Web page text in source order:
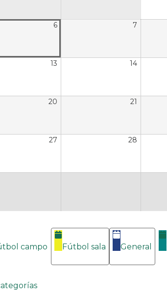
6 7
13 14
20 21
27 28
campo Fútbol sala General